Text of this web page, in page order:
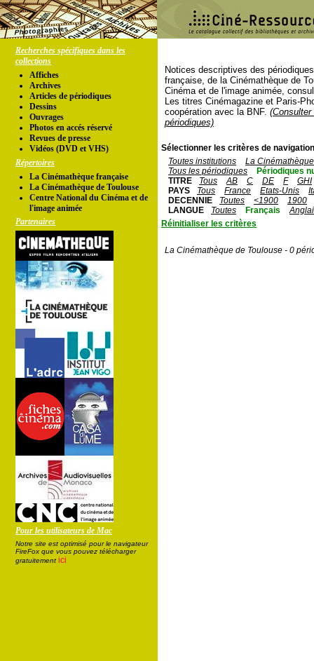
Recherches spécifiques dans les
collections
Affiches
Archives
Articles de périodiques
Dessins
Ouvrages
Photos en accés réservé
Revues de presse
Vidéos (DVD et VHS)
Répertoires
La Cinémathèque française
La Cinémathèque de Toulouse
Centre National du Cinéma et de
l'image animée
Partenaires
Pour les utilisateurs de Mac
Notre site est optimisé pour le navigateur
FireFox que vous pouvez télécharger
gratuitement ici
Notices descriptives des
française, de la Cinémathèque de
Cinéma et de l'image animée,
Les titres Cinémagazine et Paris-
coopération avec la BNF.
périodiques)
Sélectionner les critères de
Toutes institutions
La
Tous les périodiques
Périodiques
TITRE
Tous AB C DE F
GHI
PAYS
Tous France Etats-Unis
DECENNIE
Toutes <1900
1900
LANGUE
Toutes Français
Réinitialiser les critères
La Cinémathèque de Toulouse - 0